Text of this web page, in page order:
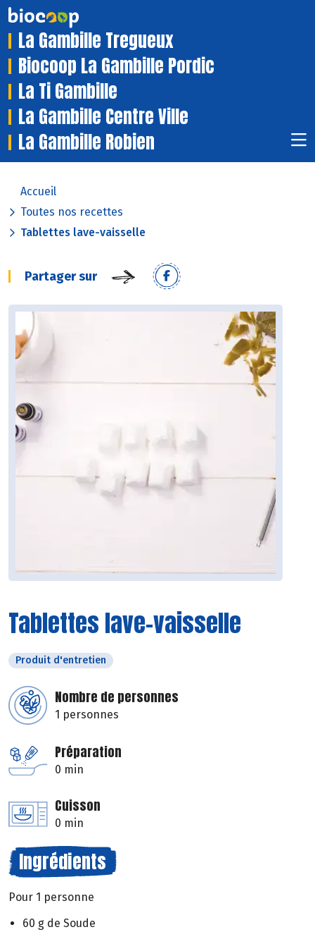
La Gambille Tregueux
Biocoop La Gambille Pordic
La Ti Gambille
La Gambille Centre Ville
La Gambille Robien
Accueil
Toutes nos recettes
Tablettes lave-vaisselle
Partager sur
Tablettes lave-vaisselle
Produit d'entretien
Nombre de personnes
1 personnes
Préparation
0 min
Cuisson
0 min
Ingrédients
Pour 1 personne
60 g de Soude